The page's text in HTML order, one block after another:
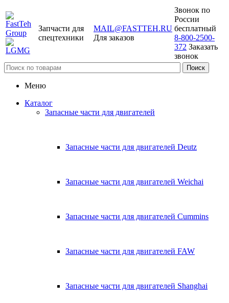
Запчасти для
спецтехники
MAIL@FASTTEH.RU
Для заказов
Звонок по
России
бесплатный
8-800-2500-
372 Заказать
звонок
Меню
Каталог
Запасные части для двигателей
Запасные части для двигателей Deutz
Запасные части для двигателей Weichai
Запасные части для двигателей Cummins
Запасные части для двигателей FAW
Запасные части для двигателей Shanghai